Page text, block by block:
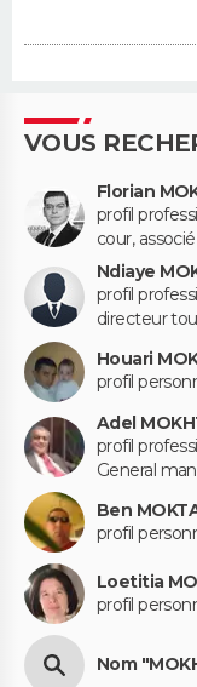
VOUS
Florian
profil
cour, associé
Ndiaye
profil
directeur
Houari
profil
Adel
profil
General
Ben
profil
Loetitia
profil
Nom